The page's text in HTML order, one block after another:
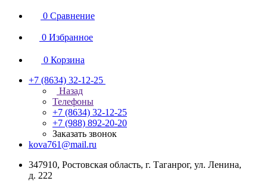
0 Сравнение
0 Избранное
0 Корзина
+7 (8634) 32-12-25
Назад
Телефоны
+7 (8634) 32-12-25
+7 (988) 892-20-20
Заказать звонок
kova761@mail.ru
347910, Ростовская область, г. Таганрог, ул. Ленина,
д. 222